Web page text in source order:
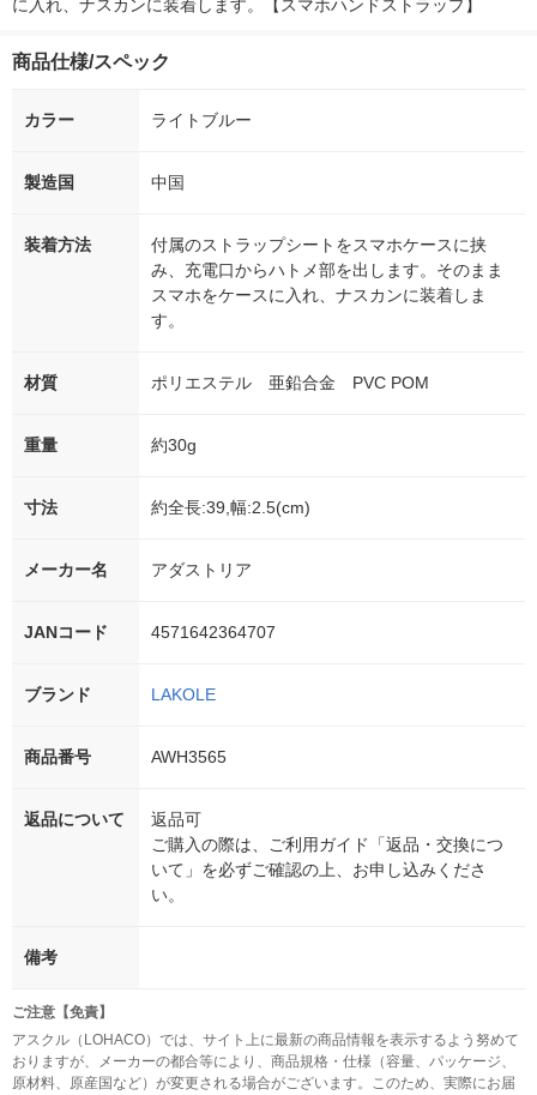
に入れ、ナスカンに装着します。【スマホハンドストラップ】
商品仕様/スペック
カラー ライトブルー
製造国 中国
装着方法
付属のストラップシートをスマホケースに挟
み、充電口からハトメ部を出します。そのまま
スマホをケースに入れ、ナスカンに装着しま
す。
材質 ポリエステル 亜鉛合金 PVC POM
重量 約30g
寸法 約全長:39,幅:2.5(cm)
メーカー名 アダストリア
JANコード 4571642364707
ブランド LAKOLE
商品番号 AWH3565
返品について
返品可
ご購入の際は、ご利用ガイド「返品・交換につ
いて」を必ずご確認の上、お申し込みくださ
い。
備考
ご注意【免責】
アスクル（LOHACO）では、サイト上に最新の商品情報を表示するよう努めて
おりますが、メーカーの都合等により、商品規格・仕様（容量、パッケージ、
原材料、原産国など）が変更される場合がございます。このため、実際にお届